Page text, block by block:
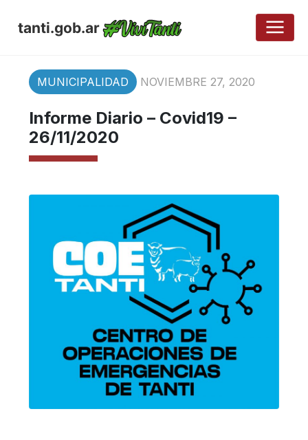
tanti.gob.ar
MUNICIPALIDAD NOVIEMBRE 27, 2020
Informe Diario – Covid19 –
26/11/2020